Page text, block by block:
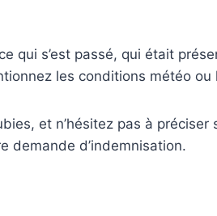
qui s’est passé, qui était
les conditions météo
et n’hésitez pas à
demande d’indemnisation.